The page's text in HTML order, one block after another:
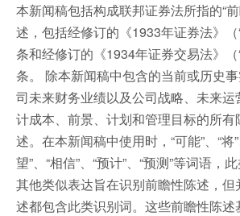
本新闻稿包括构成联邦证券法所指的“
述，包括经修订的《1933年证券法》（
条和经修订的《1934年证券交易法》（
条。 除本新闻稿中包含的当前或历史
司未来财务业绩以及公司战略、未来
计成本、前景、计划和管理目标的所
述。在本新闻稿中使用时，“可能”、“将
望”、“相信”、“预计”、“预测”等词语，
其他类似表达旨在识别前瞻性陈述，
述都包含此类识别词。这些前瞻性陈